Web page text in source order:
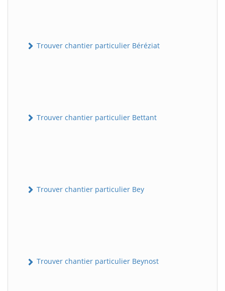
Trouver chantier particulier Béréziat
Trouver chantier particulier Bettant
Trouver chantier particulier Bey
Trouver chantier particulier Beynost